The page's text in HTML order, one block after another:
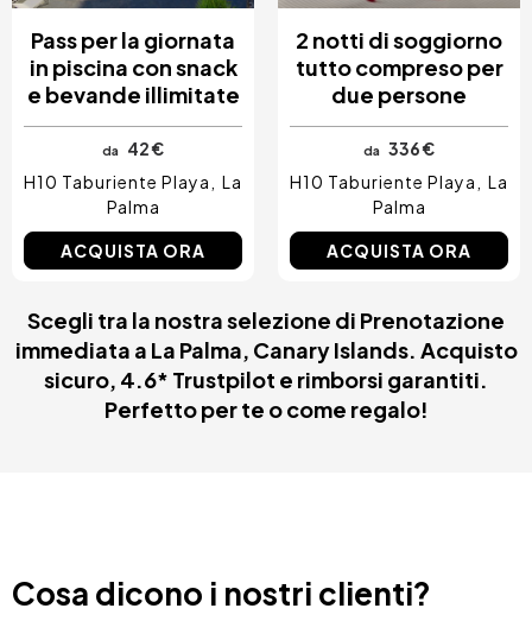
Pass per la giornata
in piscina con snack
e bevande illimitate
da
42 €
H10 Taburiente Playa
La
Palma
ACQUISTA ORA
2 notti di soggiorno
tutto compreso per
due persone
da 336 €
H10 Taburiente Playa
La
Palma
ACQUISTA ORA
Scegli tra la nostra selezione di Prenotazione
immediata a La Palma, Canary Islands. Acquisto
sicuro, 4.6* Trustpilot e rimborsi garantiti.
Perfetto per te o come regalo!
Cosa dicono i nostri clienti?